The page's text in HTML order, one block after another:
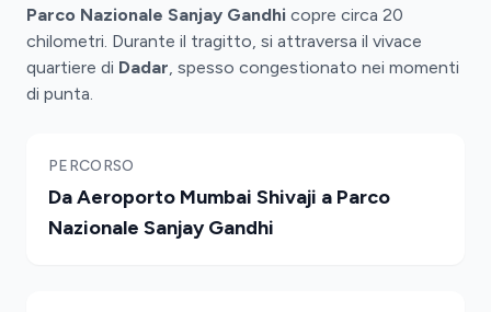
Parco Nazionale Sanjay Gandhi copre circa 20
chilometri. Durante il tragitto, si attraversa il vivace
quartiere di Dadar, spesso congestionato nei momenti
di punta.
PERCORSO
Da Aeroporto Mumbai Shivaji a Parco
Nazionale Sanjay Gandhi